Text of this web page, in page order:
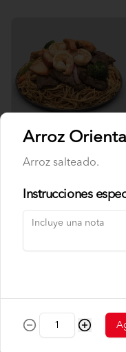
Arroz
Arroz salteado.
Instrucciones